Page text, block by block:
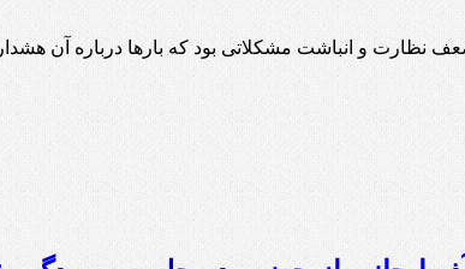
نظارت و انباشت مشکلاتی بود که بارها درباره آن